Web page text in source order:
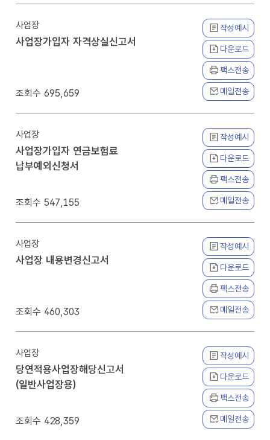
사업장
사업장가입자 자격상실신고서
695,659
작성예시
다운로드
팩스전송
메일전송
사업장
사업장가입자 연금보험료
납부예외신청서
547,155
작성예시
다운로드
팩스전송
메일전송
사업장
사업장 내용변경신고서
460,303
작성예시
다운로드
팩스전송
메일전송
사업장
당연적용사업장해당신고서
(일반사업장용)
428,359
작성예시
다운로드
팩스전송
메일전송